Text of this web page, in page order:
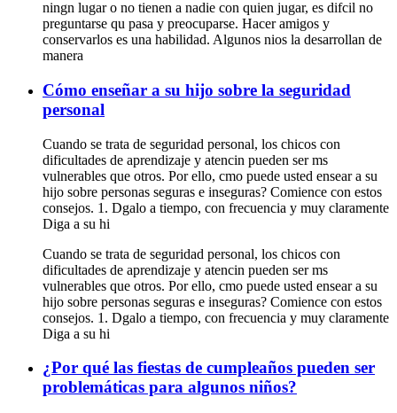
ningn lugar o no tienen a nadie con quien jugar, es difcil no
preguntarse qu pasa y preocuparse. Hacer amigos y
conservarlos es una habilidad. Algunos nios la desarrollan de
manera
Cómo enseñar a su hijo sobre la seguridad
personal
Cuando se trata de seguridad personal, los chicos con
dificultades de aprendizaje y atencin pueden ser ms
vulnerables que otros. Por ello, cmo puede usted ensear a su
hijo sobre personas seguras e inseguras? Comience con estos
consejos. 1. Dgalo a tiempo, con frecuencia y muy claramente
Diga a su hi
Cuando se trata de seguridad personal, los chicos con
dificultades de aprendizaje y atencin pueden ser ms
vulnerables que otros. Por ello, cmo puede usted ensear a su
hijo sobre personas seguras e inseguras? Comience con estos
consejos. 1. Dgalo a tiempo, con frecuencia y muy claramente
Diga a su hi
¿Por qué las fiestas de cumpleaños pueden ser
problemáticas para algunos niños?